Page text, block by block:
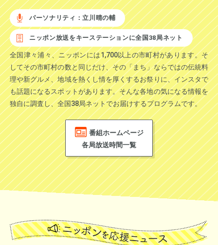
パーソナリティ：立川晴の輔
ニッポン放送をキーステーションに全国38局ネット
全国津々浦々、ニッポンには1,700以上の市町村があります。そ
してその市町村の数と同じだけ、その「まち」ならではの伝統料
理や新グルメ、地域を熱くし情を厚くするお祭りに、インスタで
も話題になるスポットがあります。そんな各地の気になる情報を
独自に調査し、全国38局ネットでお届けするプログラムです。
番組ホームページ
各局放送時間一覧